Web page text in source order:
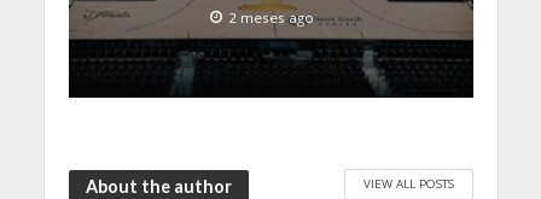
2 meses ago
About the author VIEW ALL POSTS